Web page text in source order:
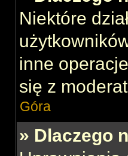
Niektóre
inne
się z
Góra
» Dlaczego